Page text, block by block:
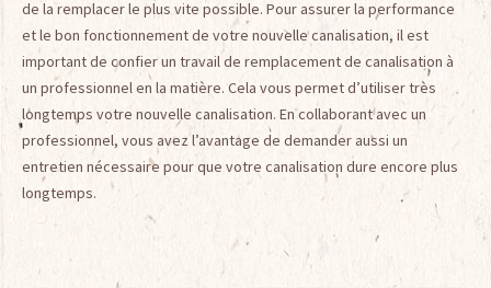
de la remplacer le plus vite possible. Pour assurer la performance
et le bon fonctionnement de votre nouvelle canalisation, il est
important de confier un travail de remplacement de canalisation à
un professionnel en la matière. Cela vous permet d’utiliser très
longtemps votre nouvelle canalisation. En collaborant avec un
professionnel, vous avez l’avantage de demander aussi un
entretien nécessaire pour que votre canalisation dure encore plus
longtemps.